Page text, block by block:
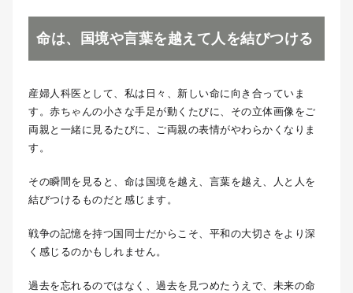
命は、国境や言葉を越えて人を結びつける
産婦人科医として、私は日々、新しい命に向き合っていま
す。赤ちゃんの小さな手足が動くたびに、その立体画像をご
両親と一緒に見るたびに、ご両親の表情がやわらかくなりま
す。
その瞬間を見ると、命は国境を越え、言葉を越え、人と人を
結びつけるものだと感じます。
戦争の記憶を持つ国同士だからこそ、平和の大切さをより深
く感じるのかもしれません。
過去を忘れるのではなく、過去を見つめたうえで、未来の命